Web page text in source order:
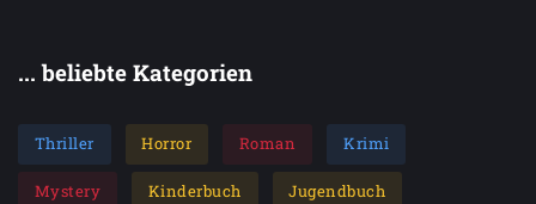
... beliebte Kategorien
Thriller Horror Roman Krimi
Mystery Kinderbuch Jugendbuch